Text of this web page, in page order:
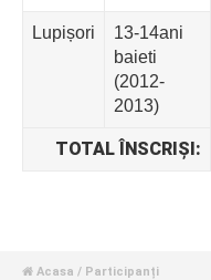
Lupișori
13-14ani
baieti
(2012-
2013)
TOTAL ÎNSCRIȘI:
 Acasa / Participanți